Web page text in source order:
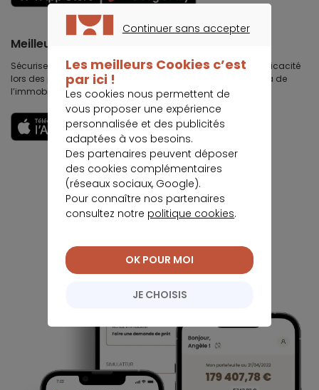
Meilleurtaux Partenaires
Sécurisez votre chiffre d’affaires immobilières, gagnez en efficacité
lors des premières visites, développez votre business au delà de
l’immobilier et travaillez votre image et votre réputation.
Découvrir
Continuer sans accepter
Les meilleurs Cookies c’est
par ici !
Les cookies nous permettent de
vous proposer une expérience
personnalisée et des publicités
adaptées à vos besoins.
Des partenaires peuvent déposer
des cookies complémentaires
(réseaux sociaux, Google).
Pour connaître nos partenaires
consultez notre politique cookies.
JE CHOISIS
OK POUR MOI